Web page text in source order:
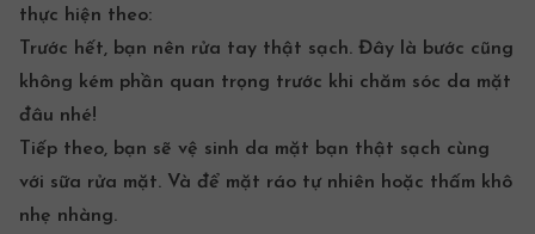
thực hiện theo:
Trước hết, bạn nên rửa tay thật sạch. Đây là bước cũng
không kém phần quan trọng trước khi chăm sóc da mặt
đâu nhé!
Tiếp theo, bạn sẽ vệ sinh da mặt bạn thật sạch cùng
với sữa rửa mặt. Và để mặt ráo tự nhiên hoặc thấm khô
nhẹ nhàng.